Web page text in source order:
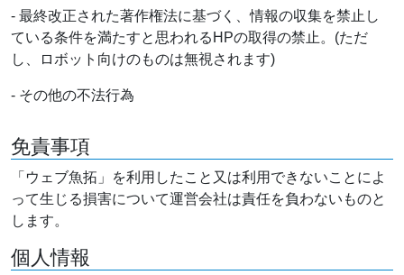
- 最終改正された著作権法に基づく、情報の収集を禁止し
ている条件を満たすと思われるHPの取得の禁止。(ただ
し、ロボット向けのものは無視されます)
- その他の不法行為
免責事項
「ウェブ魚拓」を利用したこと又は利用できないことによ
って生じる損害について運営会社は責任を負わないものと
します。
個人情報